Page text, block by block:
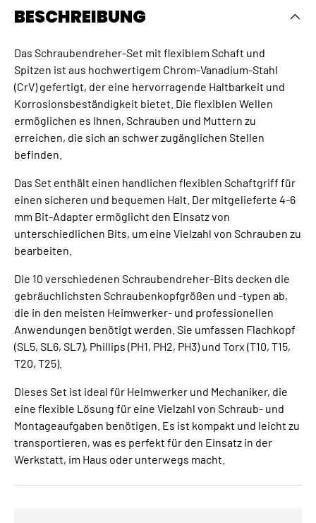
BESCHREIBUNG
Das Schraubendreher-Set mit flexiblem Schaft und
Spitzen ist aus hochwertigem Chrom-Vanadium-Stahl
(CrV) gefertigt, der eine hervorragende Haltbarkeit und
Korrosionsbeständigkeit bietet. Die flexiblen Wellen
ermöglichen es Ihnen, Schrauben und Muttern zu
erreichen, die sich an schwer zugänglichen Stellen
befinden.
Das Set enthält einen handlichen flexiblen Schaftgriff für
einen sicheren und bequemen Halt. Der mitgelieferte 4-6
mm Bit-Adapter ermöglicht den Einsatz von
unterschiedlichen Bits, um eine Vielzahl von Schrauben zu
bearbeiten.
Die 10 verschiedenen Schraubendreher-Bits decken die
gebräuchlichsten Schraubenkopfgrößen und -typen ab,
die in den meisten Heimwerker- und professionellen
Anwendungen benötigt werden. Sie umfassen Flachkopf
(SL5, SL6, SL7), Phillips (PH1, PH2, PH3) und Torx (T10, T15,
T20, T25).
Dieses Set ist ideal für Heimwerker und Mechaniker, die
eine flexible Lösung für eine Vielzahl von Schraub- und
Montageaufgaben benötigen. Es ist kompakt und leicht zu
transportieren, was es perfekt für den Einsatz in der
Werkstatt, im Haus oder unterwegs macht.